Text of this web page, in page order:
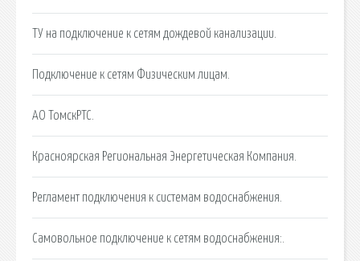
ТУ на подключение к сетям дождевой канализации.
Подключение к сетям Физическим лицам.
АО ТомскРТС.
Красноярская Региональная Энергетическая Компания.
Регламент подключения к системам водоснабжения.
Самовольное подключение к сетям водоснабжения:.